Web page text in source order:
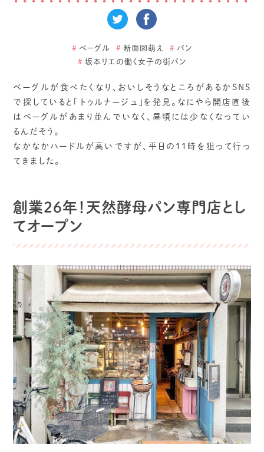
# ベーグル # 断面図萌え # パン
# 坂本リエの働く女子の街パン
ベーグルが食べたくなり、おいしそうなところがあるかSNS
で探していると「トゥルナージュ」を発見。なにやら開店直後
はベーグルがあまり並んでいなく、昼頃には少なくなってい
るんだそう。
なかなかハードルが高いですが、平日の11時を狙って行っ
てきました。
創業26年！天然酵母パン専門店とし
てオープン